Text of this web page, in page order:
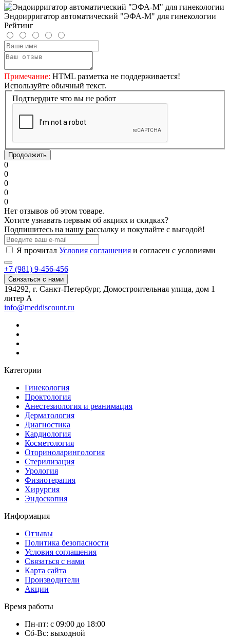
Эндоирригатор автоматический "ЭФА-М" для гинекологии
Рейтинг
Примечание: HTML разметка не поддерживается!
Используйте обычный текст.
Подтвердите что вы не робот
Продолжить
0
0
0
0
0
Нет отзывов об этом товаре.
Хотите узнавать первым об акциях и скидках?
Подпишитесь на нашу рассылку и покупайте с выгодой!
Я прочитал Условия соглашения и согласен с условиями
+7 (981) 9-456-456
Связаться с нами
194292, г. Санкт-Петербург, Домостроительная улица, дом 1
литер А
info@meddiscount.ru
Категории
Гинекология
Проктология
Анестезиология и реанимация
Дерматология
Диагностика
Кардиология
Косметология
Оториноларингология
Стерилизация
Урология
Физиотерапия
Хирургия
Эндоскопия
Информация
Отзывы
Политика безопасности
Условия соглашения
Связаться с нами
Карта сайта
Производители
Акции
Время работы
Пн-пт: с 09:00 до 18:00
Сб-Вс: выходной